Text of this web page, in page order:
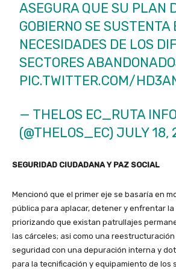
ASEGURA QUE SU PLAN
GOBIERNO SE SUSTENTA
NECESIDADES DE LOS
SECTORES
PIC.TWITTER.COM/
— THELOS EC_RUTA
(@THELOS_EC) JULY 18,
SEGURIDAD CIUDADANA Y PAZ SOCIAL
Mencionó que el primer eje se basaría en
pública para aplacar, detener y enfrentar
priorizando que existan patrullajes
las cárceles; asi como una
seguridad con una depuración interna y
para la tecnificación y equipamiento de los